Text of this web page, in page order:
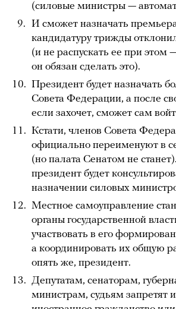
(силовые министры —
И сможет назначать
кандидатуру трижды
(и не распускать ее при этом
он обязан сделать это).
Президент будет назначать
Совета Федерации, а после
если захочет, сможет сам
Кстати, членов Совета
официально переименуют в
(но палата Сенатом не
президент будет
назначении силовых
Местное самоуправление
органы государственной
участвовать в его
а координировать их общую
опять же, президент.
Депутатам, сенаторам,
министрам, судьям запретят